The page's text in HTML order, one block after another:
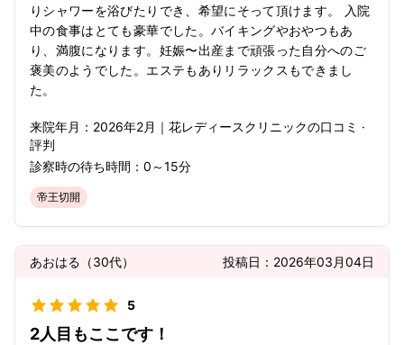
りシャワーを浴びたりでき、希望にそって頂けます。 入院
中の食事はとても豪華でした。バイキングやおやつもあ
り、満腹になります。妊娠〜出産まで頑張った自分へのご
褒美のようでした。エステもありリラックスもできまし
た。
来院年月： 2026年2月 ｜ 花レディースクリニックの口コミ ·
評判
診察時の待ち時間： 0～15分
帝王切開
あおはる （30代） 投稿日： 2026年03月04日
5
2人目もここです！